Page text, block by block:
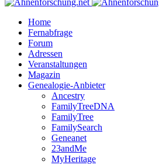
Home
Fernabfrage
Forum
Adressen
Veranstaltungen
Magazin
Genealogie-Anbieter
Ancestry
FamilyTreeDNA
FamilyTree
FamilySearch
Geneanet
23andMe
MyHeritage